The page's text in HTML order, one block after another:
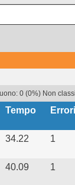
0 (0%) Non
Tempo Errori
34.22 1
40.09 1